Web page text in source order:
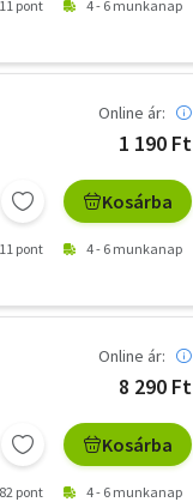
11 pont 4 - 6 munkanap
Online ár:
1 190 Ft
Kosárba
11 pont 4 - 6 munkanap
Online ár:
8 290 Ft
Kosárba
82 pont 4 - 6 munkanap